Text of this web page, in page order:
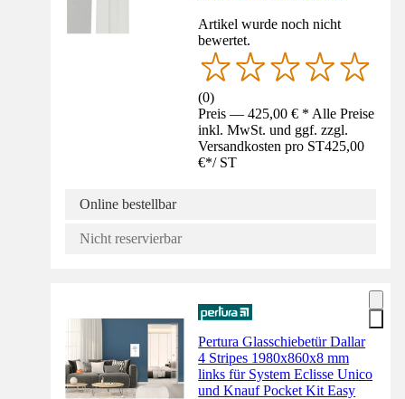
Artikel wurde noch nicht
bewertet.
(0)
Preis — 425,00 € * Alle Preise
inkl. MwSt. und ggf. zzgl.
Versandkosten pro ST425,00
€*/ ST
Online bestellbar
Nicht reservierbar
Pertura Glasschiebetür Dallar
4 Stripes 1980x860x8 mm
links für System Eclisse Unico
und Knauf Pocket Kit Easy